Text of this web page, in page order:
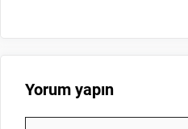
Yorum yapın